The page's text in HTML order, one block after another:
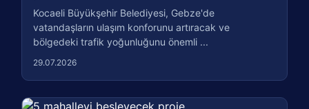
Kocaeli Büyükşehir Belediyesi, Gebze'de
vatandaşların ulaşım konforunu artıracak ve
bölgedeki trafik yoğunluğunu önemli ...
29.07.2026